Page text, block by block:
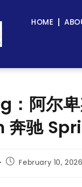
HOME
：阿尔
驰
February 10, 2026